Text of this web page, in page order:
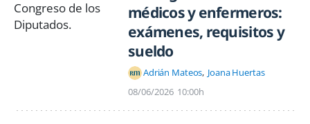
médicos y enfermeros:
exámenes, requisitos y
sueldo
Adrián Mateos Joana Huertas
08/06/2026 10:00h